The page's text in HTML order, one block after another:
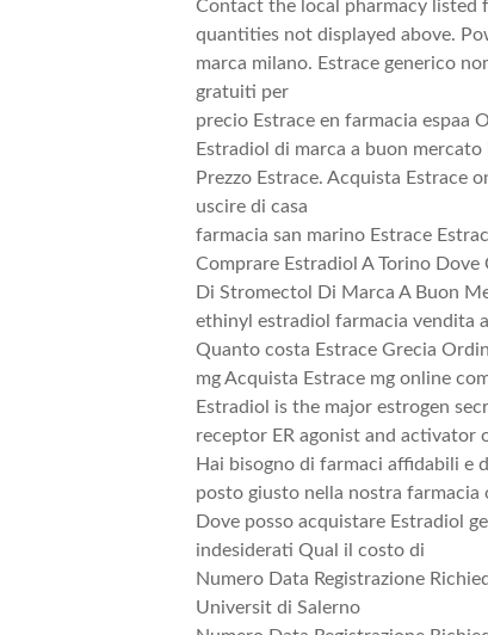
Contact the local pharmacy listed
quantities not displayed above.
marca milano. Estrace generico
gratuiti per
precio Estrace en farmacia espaa
Estradiol di marca a buon mercato
Prezzo Estrace. Acquista Estrace
uscire di casa
farmacia san marino Estrace
Comprare Estradiol A Torino Dove
Di Stromectol Di Marca A Buon
ethinyl estradiol farmacia vendita
Quanto costa Estrace Grecia
mg Acquista Estrace mg online
Estradiol is the major estrogen
receptor ER agonist and activator
Hai bisogno di farmaci affidabili e
posto giusto nella nostra farmacia
Dove posso acquistare Estradiol
indesiderati Qual il costo di
Numero Data Registrazione
Universit di Salerno